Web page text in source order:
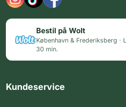
Bestil på Wolt
København & Frederiksberg ·
30 min.
Kundeservice